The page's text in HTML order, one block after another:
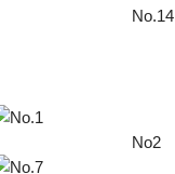
No.14
No2